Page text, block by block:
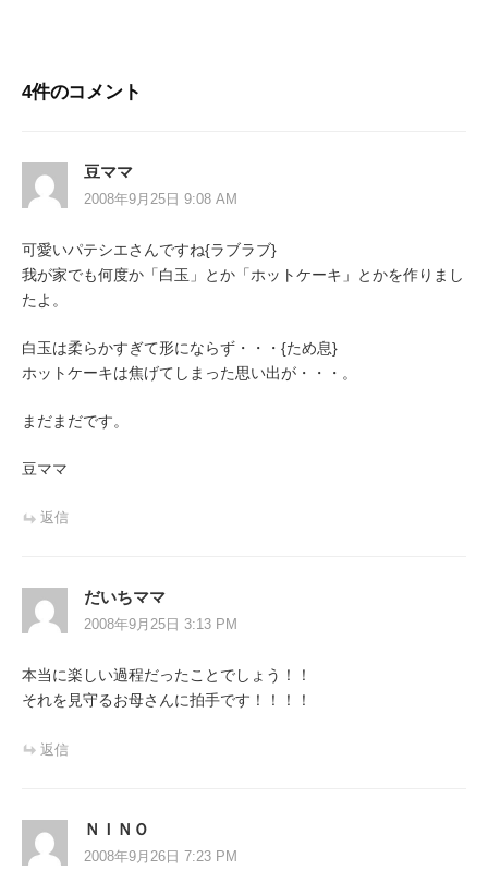
ビ
ー
シ
ョ
ン
4件のコメント
豆ママ
2008年9月25日 9:08 AM
可愛いパテシエさんですね{ラブラブ}
我が家でも何度か「白玉」とか「ホットケーキ」とかを作りまし
たよ。
白玉は柔らかすぎて形にならず・・・{ため息}
ホットケーキは焦げてしまった思い出が・・・。
まだまだです。
豆ママ
返信
だいちママ
2008年9月25日 3:13 PM
本当に楽しい過程だったことでしょう！！
それを見守るお母さんに拍手です！！！！
返信
ＮＩＮＯ
2008年9月26日 7:23 PM